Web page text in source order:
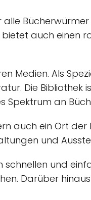
Bücherwürmer
auch einen
Medien. Als
Die Bibliothek
an
auch ein Ort
und
schnellen und
Darüber